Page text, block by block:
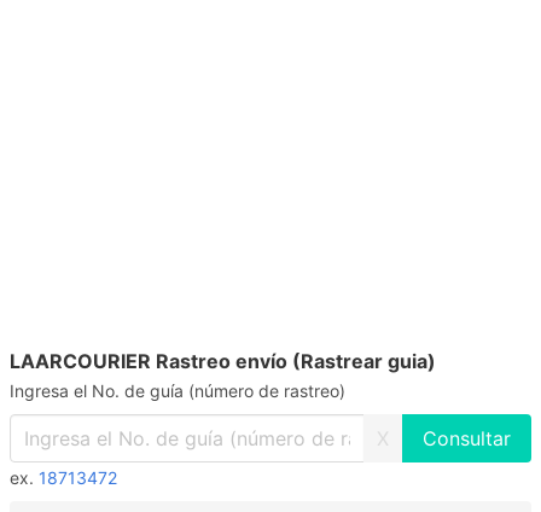
LAARCOURIER Rastreo envío (Rastrear guia)
Ingresa el No. de guía (número de rastreo)
X
ex. 18713472